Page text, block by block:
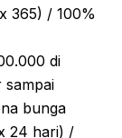
365) / 100%
di
sampai
bunga
24 hari) /